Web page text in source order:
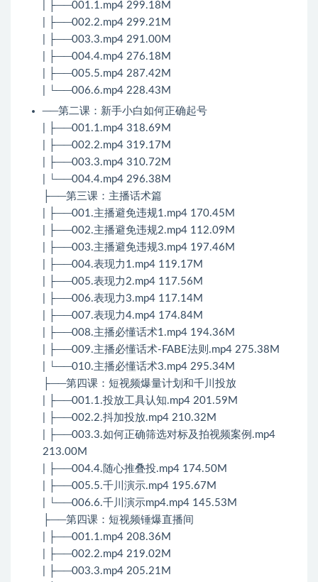
| ├──001.1.mp4 299.18M
| ├──002.2.mp4 299.21M
| ├──003.3.mp4 291.00M
| ├──004.4.mp4 276.18M
| ├──005.5.mp4 287.42M
| └──006.6.mp4 228.43M
──第二课：新手小白如何正确起号
| ├──001.1.mp4 318.69M
| ├──002.2.mp4 319.17M
| ├──003.3.mp4 310.72M
| └──004.4.mp4 296.38M
├──第三课：主播话术篇
| ├──001.主播避免违规1.mp4 170.45M
| ├──002.主播避免违规2.mp4 112.09M
| ├──003.主播避免违规3.mp4 197.46M
| ├──004.表现力1.mp4 119.17M
| ├──005.表现力2.mp4 117.56M
| ├──006.表现力3.mp4 117.14M
| ├──007.表现力4.mp4 174.84M
| ├──008.主播必懂话术1.mp4 194.36M
| ├──009.主播必懂话术-FABE法则.mp4 275.38M
| └──010.主播必懂话术3.mp4 295.34M
├──第四课：短视频爆量计划和千川投放
| ├──001.1.投放工具认知.mp4 201.59M
| ├──002.2.抖加投放.mp4 210.32M
| ├──003.3.如何正确筛选对标及拍视频案例.mp4
213.00M
| ├──004.4.随心推叠投.mp4 174.50M
| ├──005.5.千川演示.mp4 195.67M
| └──006.6.千川演示mp4.mp4 145.53M
├──第四课：短视频锤爆直播间
| ├──001.1.mp4 208.36M
| ├──002.2.mp4 219.02M
| ├──003.3.mp4 205.21M